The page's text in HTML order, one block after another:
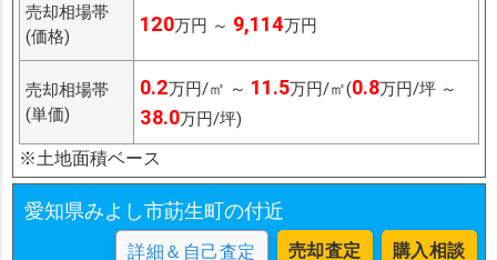
売却相場帯
(価格)
120万円 ～ 9,114万円
売却相場帯
(単価)
0.2万円/㎡ ～ 11.5万円/㎡(0.8万円/坪 ～
38.0万円/坪)
※土地面積ベース
愛知県みよし市莇生町の付近
詳細＆自己査定 売却査定 購入相談